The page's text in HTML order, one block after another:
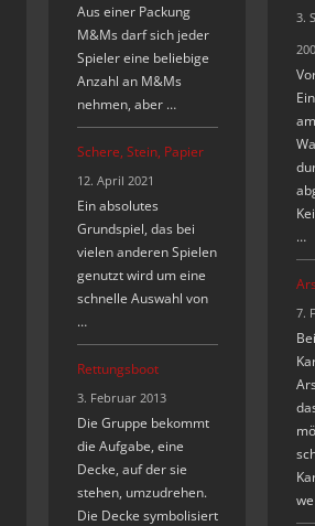
Aus einer Packung
M&Ms darf sich jeder
Spieler eine beliebige
Anzahl an M&Ms
nehmen, aber …
Schere, Stein, Papier
12. April 2021
Ein absolutes
Grundspiel, das bei
vielen anderen Spielen
genutzt wird um eine
schnelle Auswahl von
…
Rettungsboot
3. Februar 2013
Die Gruppe bekommt
die Aufgabe, eine
Decke, auf der sie
stehen, umzudrehen.
Die Decke symbolisiert
3.
…
7.